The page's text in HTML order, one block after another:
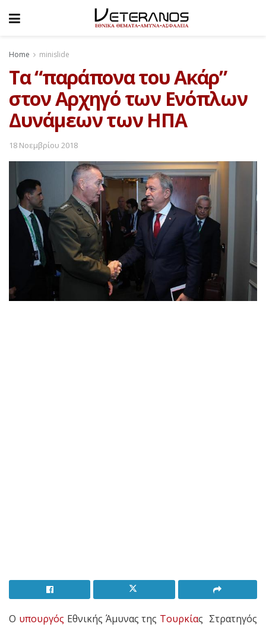
Home minislide
Τα “παράπονα του Ακάρ”
στον Αρχηγό των Ενόπλων
Δυνάμεων των ΗΠΑ
18 Νοεμβρίου 2018
Ο υπουργός Εθνικής Άμυνας της Τουρκίας Στρατηγός